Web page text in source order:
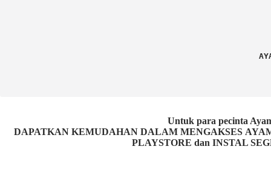
Untuk para pecinta
DAPATKAN KEMUDAHAN DALAM MENGAKSES
PLAYSTORE dan INSTAL